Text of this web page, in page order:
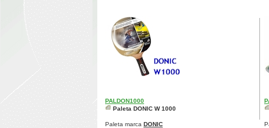
PALDON1000
Paleta DONIC W 1000
Paleta marca DONIC